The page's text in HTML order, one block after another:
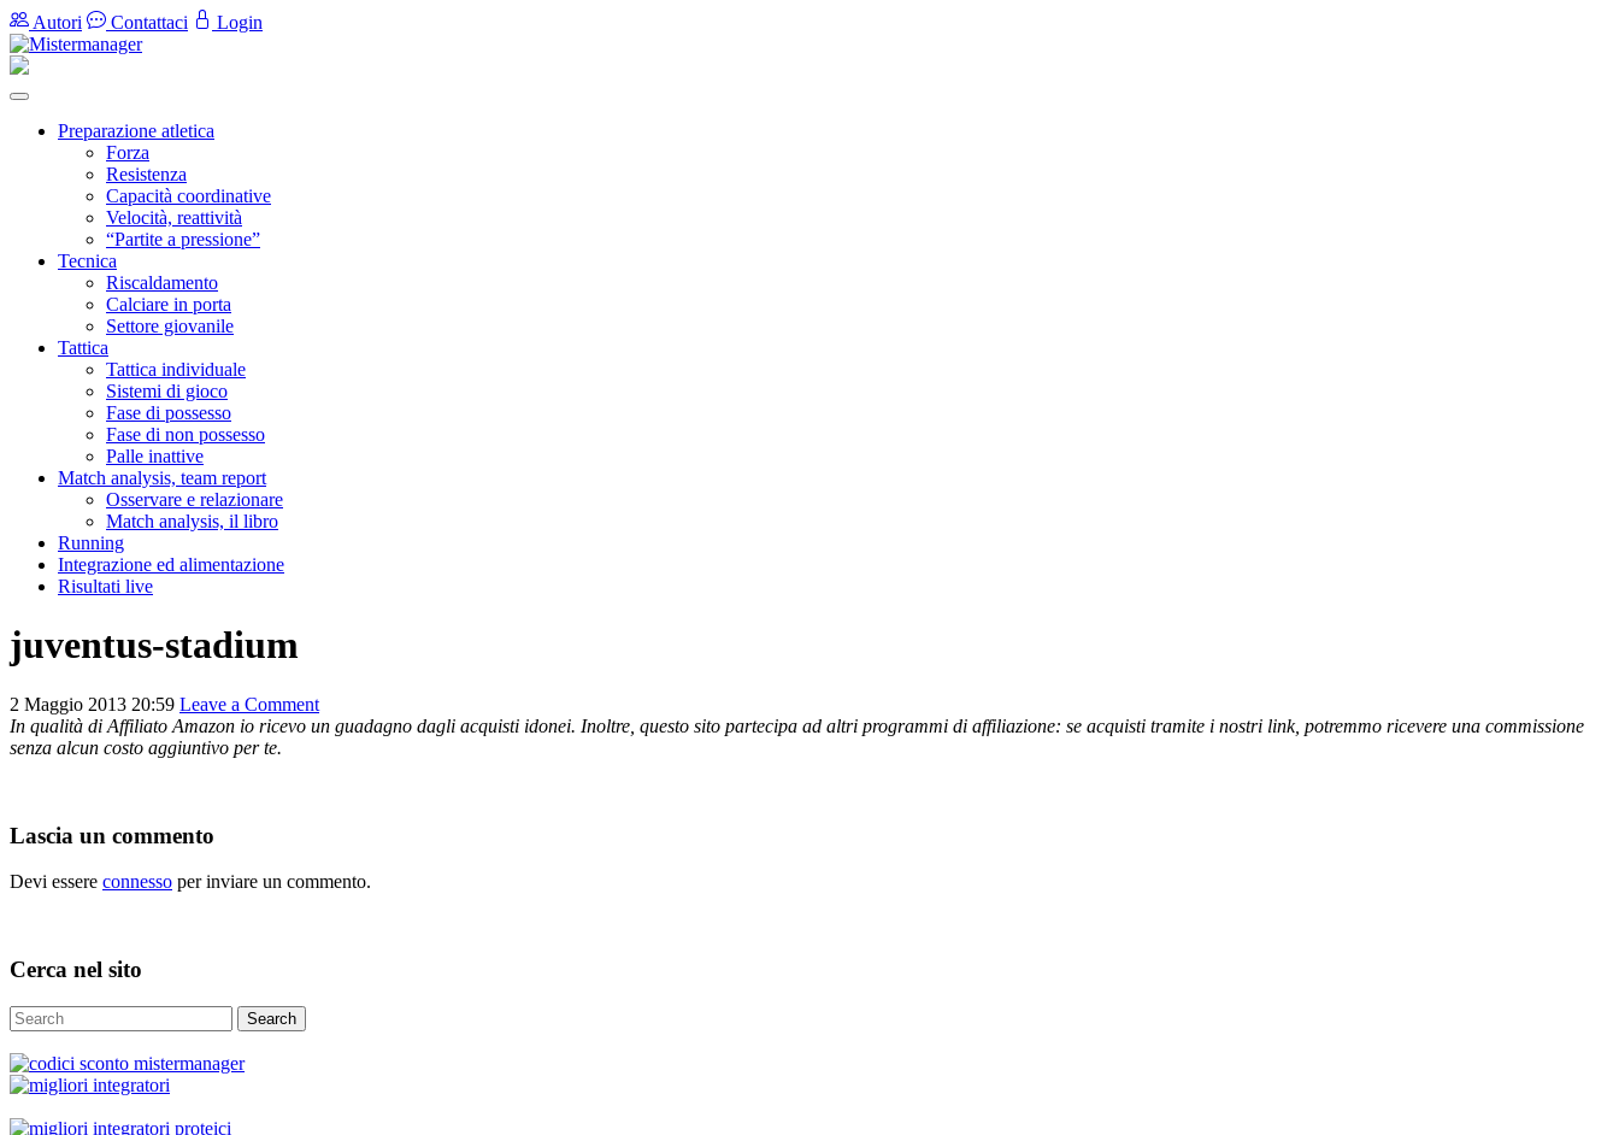
Autori Contattaci Login
Preparazione atletica
Forza
Resistenza
Capacità coordinative
Velocità, reattività
“Partite a pressione”
Tecnica
Riscaldamento
Calciare in porta
Settore giovanile
Tattica
Tattica individuale
Sistemi di gioco
Fase di possesso
Fase di non possesso
Palle inattive
Match analysis, team report
Osservare e relazionare
Match analysis, il libro
Running
Integrazione ed alimentazione
Risultati live
juventus-stadium
2 Maggio 2013 20:59 Leave a Comment
In qualità di Affiliato Amazon io ricevo un guadagno dagli acquisti idonei. Inoltre, questo sito partecipa ad altri programmi di affiliazione: se acquisti tramite i nostri link, potremmo ricevere una commissione
senza alcun costo aggiuntivo per te.
Lascia un commento
Devi essere connesso per inviare un commento.
Cerca nel sito
Search